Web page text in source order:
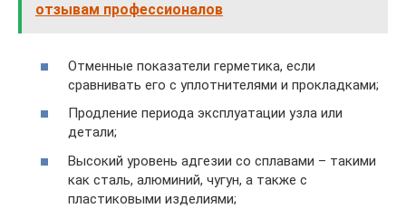
отзывам профессионалов
Отменные показатели герметика, если
сравнивать его с уплотнителями и прокладками;
Продление периода эксплуатации узла или
детали;
Высокий уровень адгезии со сплавами – такими
как сталь, алюминий, чугун, а также с
пластиковыми изделиями;